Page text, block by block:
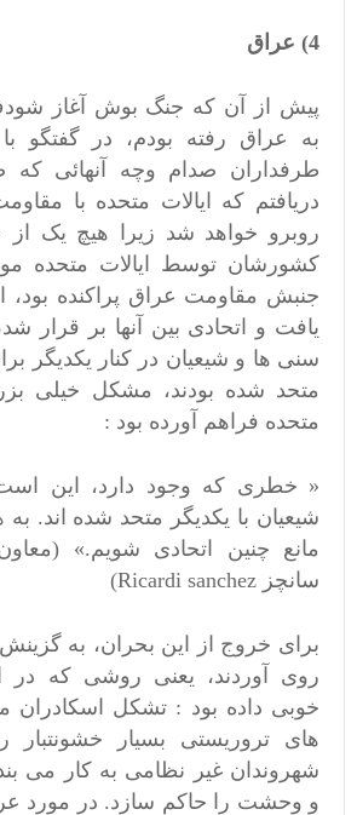
4) عراق
به عراق رفته بودم، در گفتگو
طرفداران صدام وچه آنهائی که
دریافتم که ایالات متحده با
روبرو خواهد شد زیرا هیچ یک از
کشورشان توسط ایالات متحده
جنبش مقاومت عراق پراکنده بود،
یافت و اتحادی بین آنها بر قرار
سنی ها و شیعیان در کنار یکدیگر
متحد شده بودند، مشکل خیلی
متحده فراهم آورده بود :
« خطری که وجود دارد، این
شیعیان با یکدیگر متحد شده اند. به
مانع چنین اتحادی شویم.»
سانچز Ricardi sanchez)
برای خروج از این بحران، به گزینش
روی آوردند، یعنی روشی که در
های تروریستی بسیار خشونتبار
شهروندان غیر نظامی به کار می
و وحشت را حاکم سازد. در مورد